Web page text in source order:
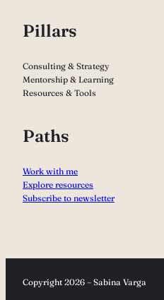
Pillars
Consulting & Strategy
Mentorship & Learning
Resources & Tools
Paths
Work with me
Explore resources
Subscribe to newsletter
Copyright 2026 – Sabina Varga